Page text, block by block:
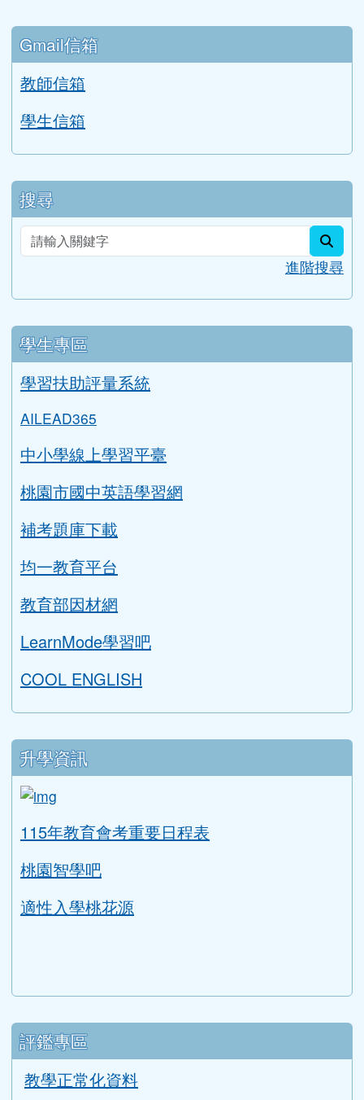
Gmail信箱
教師信箱
搜尋
學生專區
學習扶助評量系統
AILEAD365
中小學線上學習平臺
桃園市國中英語學習網
補考題庫下載
均一教育平台
教育部因材網
LearnMode學習吧
升學資訊
link to https://tyc.entry.edu.tw/
ink to https://tyc.entry.edu.tw/NoExamImitate_TL/
115年教育會考重要日程表
桃園智學吧
評鑑專區